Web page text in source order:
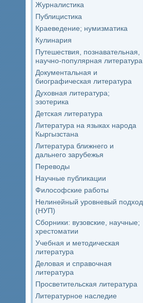
Журналистика
Публицистика
Краеведение; нумизматика
Кулинария
Путешествия, познавательная,
научно-популярная литература
Документальная и
биографическая литература
Духовная литература;
эзотерика
Детская литература
Литература на языках народа
Кыргызстана
Литература ближнего и
дальнего зарубежья
Переводы
Научные публикации
Философские работы
Нелинейный уровневый подход
(НУП)
Сборники: вузовские, научные;
хрестоматии
Учебная и методическая
литература
Деловая и справочная
литература
Просветительская литература
Литературное наследие